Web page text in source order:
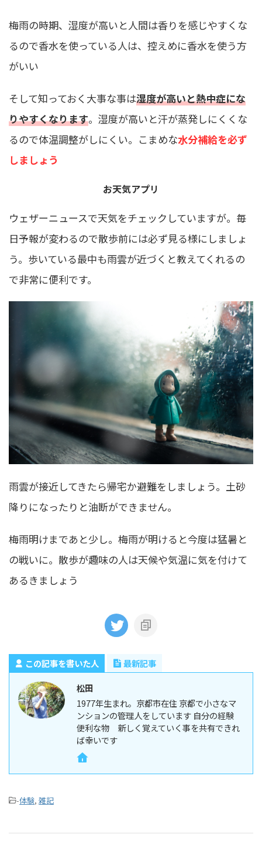
梅雨の時期、湿度が高いと人間は香りを感じやすくな
るので香水を使っている人は、控えめに香水を使う方
がいい
そして知っておく大事な事は湿度が高いと熱中症にな
りやすくなります。湿度が高いと汗が蒸発しにくくな
るので体温調整がしにくい。こまめな水分補給を必ず
しましょう
お天気アプリ
ウェザーニュースで天気をチェックしていますが。毎
日予報が変わるので散歩前には必ず見る様にしましょ
う。歩いている最中も雨雲が近づくと教えてくれるの
で非常に便利です。
雨雲が接近してきたら帰宅か避難をしましょう。土砂
降りになったりと油断ができません。
梅雨明けまであと少し。梅雨が明けると今度は猛暑と
の戦いに。散歩が趣味の人は天候や気温に気を付けて
あるきましょう
この記事を書いた人
最新記事
松田
1977年生まれ。京都市在住 京都で小さなマ
ンションの管理人をしています 自分の経験
便利な物 新しく覚えていく事を共有できれ
ば幸いです
-体験, 雑記